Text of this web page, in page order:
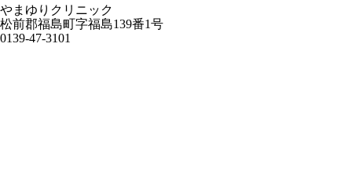
やまゆりクリニック
松前郡福島町字福島139番1号
0139-47-3101